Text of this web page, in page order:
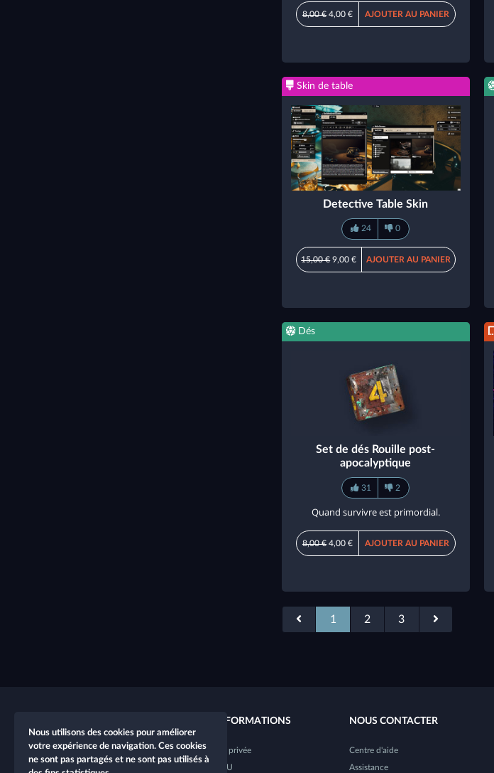
8,00 € 4,00 € AJOUTER AU PANIER
Skin de table
Detective Table Skin
24 0
15,00 €9,00 € AJOUTER AU PANIER
Dés
Set de dés Rouille post-
apocalyptique
31 2
Quand survivre est primordial.
8,00 € 4,00 € AJOUTER AU PANIER
1 2 3
Nouveau personnage
Nouvelle table
INFORMATIONS
Vie privée
CGU
NOUS CONTACTER
Centre d'aide
Assistance
Nous utilisons des cookies pour améliorer
votre expérience de navigation. Ces cookies
ne sont pas partagés et ne sont pas utilisés à